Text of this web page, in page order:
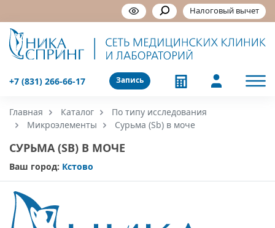
Налоговый вычет
Запись
+7 (831) 266-66-17
Главная Каталог
По типу исследования
Микроэлементы
Сурьма (Sb) в моче
СУРЬМА (SB) В МОЧЕ
Ваш город: Кстово